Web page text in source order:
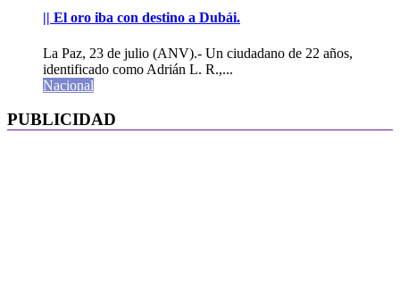
|| El oro iba con destino a Dubái.
La Paz, 23 de julio (ANV).- Un ciudadano de 22 años,
identificado como Adrián L. R.,...
Nacional
PUBLICIDAD